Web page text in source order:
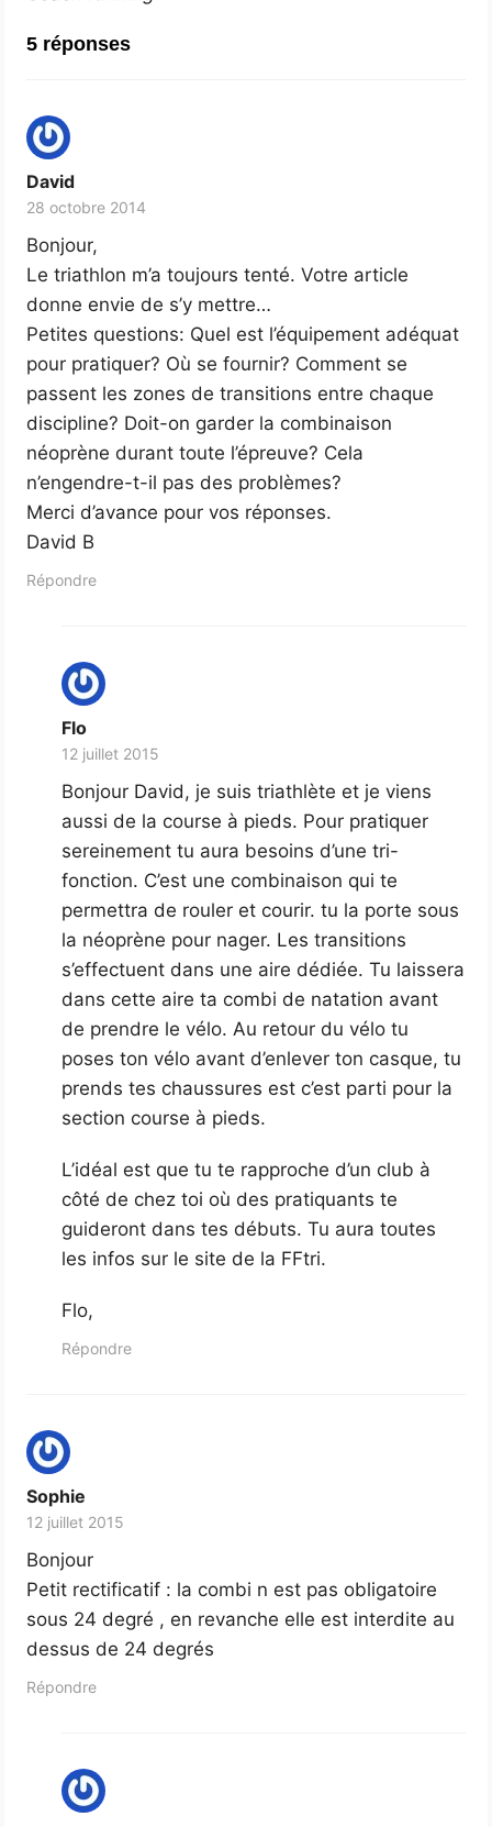
5 réponses
David
28 octobre 2014
Bonjour,
Le triathlon m’a toujours tenté. Votre article
donne envie de s’y mettre…
Petites questions: Quel est l’équipement adéquat
pour pratiquer? Où se fournir? Comment se
passent les zones de transitions entre chaque
discipline? Doit-on garder la combinaison
néoprène durant toute l’épreuve? Cela
n’engendre-t-il pas des problèmes?
Merci d’avance pour vos réponses.
David B
Répondre
Flo
12 juillet 2015
Bonjour David, je suis triathlète et je viens
aussi de la course à pieds. Pour pratiquer
sereinement tu aura besoins d’une tri-
fonction. C’est une combinaison qui te
permettra de rouler et courir. tu la porte sous
la néoprène pour nager. Les transitions
s’effectuent dans une aire dédiée. Tu laissera
dans cette aire ta combi de natation avant
de prendre le vélo. Au retour du vélo tu
poses ton vélo avant d’enlever ton casque, tu
prends tes chaussures est c’est parti pour la
section course à pieds.
L’idéal est que tu te rapproche d’un club à
côté de chez toi où des pratiquants te
guideront dans tes débuts. Tu aura toutes
les infos sur le site de la FFtri.
Flo,
Répondre
Sophie
12 juillet 2015
Bonjour
Petit rectificatif : la combi n est pas obligatoire
sous 24 degré , en revanche elle est interdite au
dessus de 24 degrés
Répondre